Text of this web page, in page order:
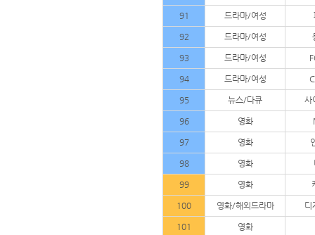
91 드라마/여성
92 드라마/여성
93 드라마/여성
94 드라마/여성
95 뉴스/다큐 사
96 영화
97 영화
98 영화
99 영화
100 영화/해외드라마 디
101 영화